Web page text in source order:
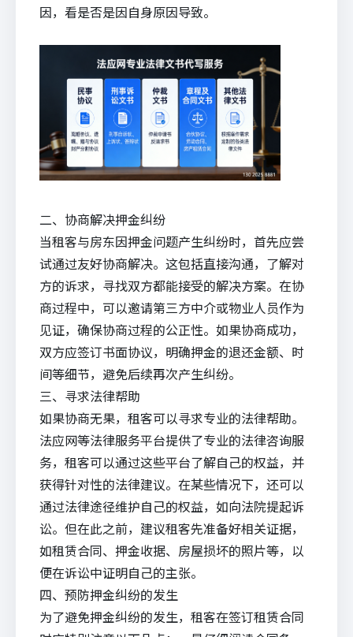
因，看是否是因自身原因导致。
二、协商解决押金纠纷
当租客与房东因押金问题产生纠纷时，首先应尝
试通过友好协商解决。这包括直接沟通，了解对
方的诉求，寻找双方都能接受的解决方案。在协
商过程中，可以邀请第三方中介或物业人员作为
见证，确保协商过程的公正性。如果协商成功，
双方应签订书面协议，明确押金的退还金额、时
间等细节，避免后续再次产生纠纷。
三、寻求法律帮助
如果协商无果，租客可以寻求专业的法律帮助。
法应网等法律服务平台提供了专业的法律咨询服
务，租客可以通过这些平台了解自己的权益，并
获得针对性的法律建议。在某些情况下，还可以
通过法律途径维护自己的权益，如向法院提起诉
讼。但在此之前，建议租客先准备好相关证据，
如租赁合同、押金收据、房屋损坏的照片等，以
便在诉讼中证明自己的主张。
四、预防押金纠纷的发生
为了避免押金纠纷的发生，租客在签订租赁合同